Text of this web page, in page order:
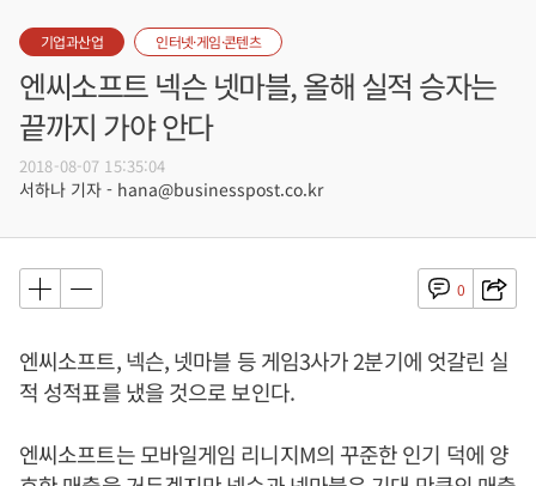
기업과산업 인터넷·게임·콘텐츠
엔씨소프트 넥슨 넷마블, 올해 실적 승자는
끝까지 가야 안다
2018-08-07 15:35:04
서하나 기자 - hana@businesspost.co.kr
0
엔씨소프트, 넥슨, 넷마블 등 게임3사가 2분기에 엇갈린 실
적 성적표를 냈을 것으로 보인다.
엔씨소프트는 모바일게임 리니지M의 꾸준한 인기 덕에 양